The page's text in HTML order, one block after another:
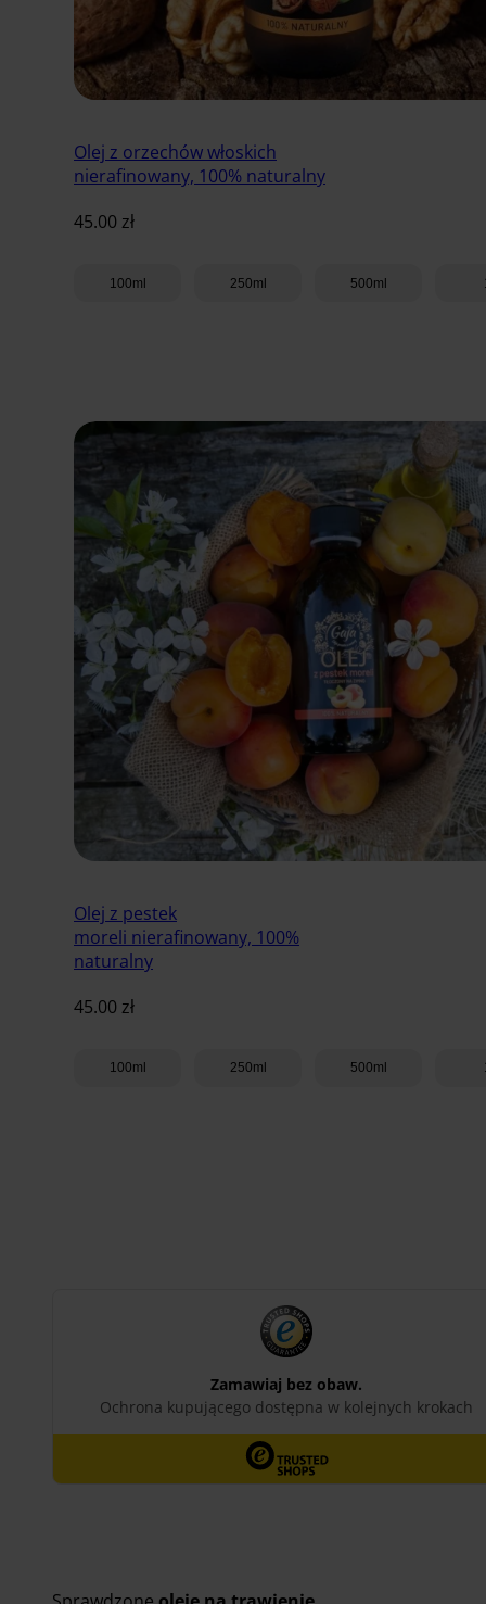
Olej z orzechów włoskich
nierafinowany, 100% naturalny
45.00 zł
100ml 250ml 500ml
Olej z pestek
moreli nierafinowany, 100%
naturalny
45.00 zł
100ml 250ml 500ml